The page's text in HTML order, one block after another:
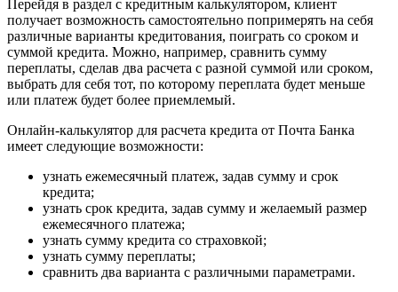
Перейдя в раздел с кредитным калькулятором, клиент
получает возможность самостоятельно попримерять на себя
различные варианты кредитования, поиграть со сроком и
суммой кредита. Можно, например, сравнить сумму
переплаты, сделав два расчета с разной суммой или сроком,
выбрать для себя тот, по которому переплата будет меньше
или платеж будет более приемлемый.
Онлайн-калькулятор для расчета кредита от Почта Банка
имеет следующие возможности:
узнать ежемесячный платеж, задав сумму и срок
кредита;
узнать срок кредита, задав сумму и желаемый размер
ежемесячного платежа;
узнать сумму кредита со страховкой;
узнать сумму переплаты;
сравнить два варианта с различными параметрами.